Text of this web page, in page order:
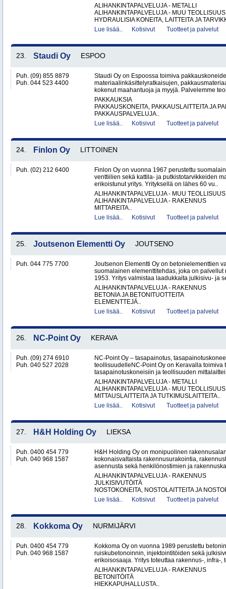
ALIHANKINTAPALVELUJA - METALLI
ALIHANKINTAPALVELUJA - MUU TEOLLISUUS
HYDRAULISIA KONEITA, LAITTEITA JA
Lue lisää..
Kotisivut Tuotteet ja palvelut
23. Staudi Oy ESPOO
Puh. (09) 855 8879
Puh. 044 523 4400
Staudi Oy on Espoossa toimiva
materiaalinkäsittelyratkaisujen,
kokenut maahantuoja ja myyjä. Palvelemme
PAKKAUKSIA
PAKKAUSKONEITA, PAKKAUSLAITTEITA JA
PAKKAUSPALVELUJA..
Lue lisää..
Kotisivut Tuotteet ja palvelut
24. Finlon Oy LITTOINEN
Puh. (02) 212 6400
Finlon Oy on vuonna 1967 perustettu
venttiilien sekä kattila- ja putkistotarvikkeiden
erikoistunut yritys. Yrityksellä on lähes 60 vu..
ALIHANKINTAPALVELUJA - MUU TEOLLISUUS
ALIHANKINTAPALVELUJA - RAKENNUS
MITTAREITA..
Lue lisää..
Kotisivut Tuotteet ja palvelut
25. Joutsenon Elementti Oy JOUTSENO
Puh. 044 775 7700
Joutsenon Elementti Oy on betonielementtien
suomalainen elementtitehdas, joka on
1953. Yritys valmistaa laadukkaita julkisivu- ja
ALIHANKINTAPALVELUJA - RAKENNUS
BETONIA JA BETONITUOTTEITA
ELEMENTTEJÄ..
Lue lisää..
Kotisivut Tuotteet ja palvelut
26. NC-Point Oy KERAVA
Puh. (09) 274 6910
Puh. 040 527 2028
NC-Point Oy – tasapainotus,
teollisuudelleNC-Point Oy on Keravalla toimiva
tasapainotuskoneisiin ja teollisuuden
ALIHANKINTAPALVELUJA - METALLI
ALIHANKINTAPALVELUJA - MUU TEOLLISUUS
MITTAUSLAITTEITA JA TUTKIMUSLAITTEITA..
Lue lisää..
Kotisivut Tuotteet ja palvelut
27. H&H Holding Oy LIEKSA
Puh. 0400 454 779
Puh. 040 968 1587
H&H Holding Oy on monipuolinen
kokonaisvaltaista rakennusurakointia,
asennusta sekä henkilönostimien ja
ALIHANKINTAPALVELUJA - RAKENNUS
JULKISIVUTÖITÄ
NOSTOKONEITA, NOSTOLAITTEITA JA
Lue lisää..
Kotisivut Tuotteet ja palvelut
28. Kokkoma Oy NURMIJÄRVI
Puh. 0400 454 779
Puh. 040 968 1587
Kokkoma Oy on vuonna 1989 perustettu
ruiskubetonoinnin, injektointitöiden sekä
erikoisosaaja. Yritys toteuttaa rakennus-, infra-,
ALIHANKINTAPALVELUJA - RAKENNUS
BETONITÖITÄ
HIEKKAPUHALLUSTA..